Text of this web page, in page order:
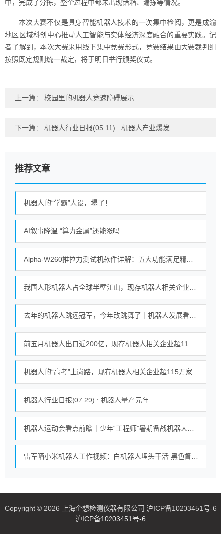
中，完成了分拣，整个过程中都未出现错箱、漏拣等情况。
本次大赛不仅是具身智能机器人技术的一次集中检阅，更是成渝
地区区域科创中心推动人工智能与实体经济深度融合的重要实践。记
者了解到，本次大赛采用线下集中竞赛形式，竞赛结果由大赛裁判组
按照既定规则统一裁定，将于明日举行颁奖仪式。
上一篇： 校园里的机器人竞速障碍展示
下一篇： 机器人行业日报(05.11) : 机器人产业爆发
推荐文章
机器人的“学霸”人设，塌了！
AI叙事降温 “算力金属”还能涨吗
机器人的“高考”上岗路，现存机器人相关企业超115万家
机器人行业日报(07.29) : 机器人量产元年
Copyright © 2026 上海企想检测仪器有限公司 沪ICP备10203451号-6
沪ICP备10203451号-6